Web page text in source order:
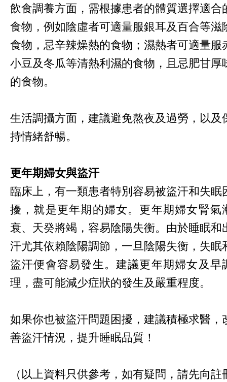
飲食調養方面，需根據患者的體質選擇適合
食物，例如陰虛者可適量服銀耳及百合等滋
食物，忌辛辣燥熱的食物；濕熱者可適量服
小豆及冬瓜等清熱利濕的食物，且忌肥甘厚
的食物。
生活調攝方面，建議避免熬夜及過勞，以及
持情緒舒暢。
更年期婦女與盜汗
臨床上，有一類患者特別容易被盜汗和失眠
擾，就是更年期的婦女。更年期婦女腎氣
衰、天癸將竭，容易陰陽失衡。由於睡眠和
汗尤其依賴陰陽調節，一旦陰陽失衡，失眠
盜汗便會容易發生。建議更年期婦女及早
理，盡可能減少症狀的發生及嚴重程度。
如果你也被盜汗問題困擾，建議積極求醫，
善盜汗情況，提升睡眠品質！
（以上資料只供參考，如有疑問，請先向註